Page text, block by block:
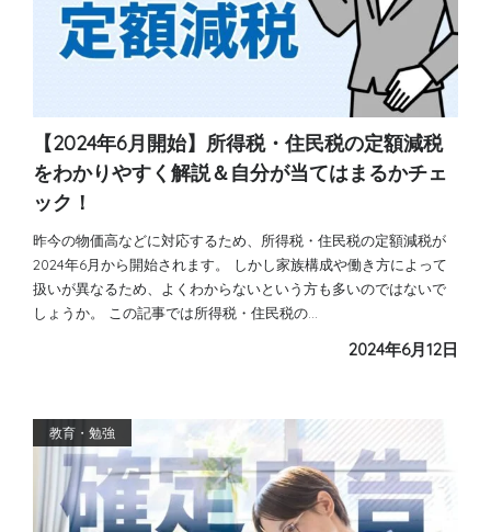
【2024年6月開始】所得税・住民税の定額減税
をわかりやすく解説＆自分が当てはまるかチェ
ック！
昨今の物価高などに対応するため、所得税・住民税の定額減税が
2024年6月から開始されます。 しかし家族構成や働き方によって
扱いが異なるため、よくわからないという方も多いのではないで
しょうか。 この記事では所得税・住民税の…
2024年6月12日
教育・勉強